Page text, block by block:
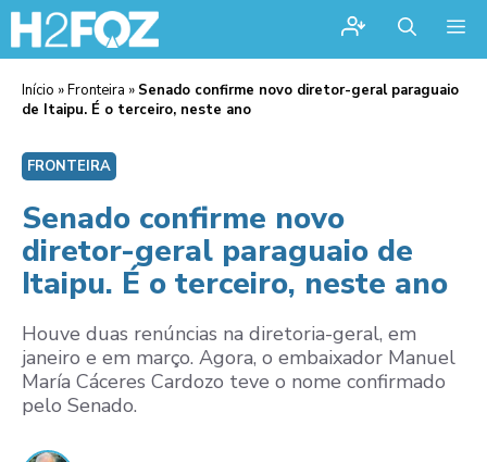
Início »Fronteira » Senado confirme novo diretor-geral paraguaio
de Itaipu. É o terceiro, neste ano
FRONTEIRA
Senado confirme novo
diretor-geral paraguaio de
Itaipu. É o terceiro, neste ano
Houve duas renúncias na diretoria-geral, em
janeiro e em março. Agora, o embaixador Manuel
María Cáceres Cardozo teve o nome confirmado
pelo Senado.